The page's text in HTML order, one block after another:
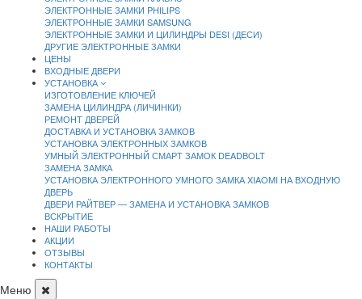
ЭЛЕКТРОННЫЕ ЗАМКИ PHILIPS
ЭЛЕКТРОННЫЕ ЗАМКИ SAMSUNG
ЭЛЕКТРОННЫЕ ЗАМКИ И ЦИЛИНДРЫ DESI (ДЕСИ)
ДРУГИЕ ЭЛЕКТРОННЫЕ ЗАМКИ
ЦЕНЫ
ВХОДНЫЕ ДВЕРИ
УСТАНОВКА
ИЗГОТОВЛЕНИЕ КЛЮЧЕЙ
ЗАМЕНА ЦИЛИНДРА (ЛИЧИНКИ)
РЕМОНТ ДВЕРЕЙ
ДОСТАВКА И УСТАНОВКА ЗАМКОВ
УСТАНОВКА ЭЛЕКТРОННЫХ ЗАМКОВ
УМНЫЙ ЭЛЕКТРОННЫЙ СМАРТ ЗАМОК DEADBOLT
ЗАМЕНА ЗАМКА
УСТАНОВКА ЭЛЕКТРОННОГО УМНОГО ЗАМКА XIAOMI НА ВХОДНУЮ
ДВЕРЬ
ДВЕРИ РАЙТВЕР — ЗАМЕНА И УСТАНОВКА ЗАМКОВ
ВСКРЫТИЕ
НАШИ РАБОТЫ
АКЦИИ
ОТЗЫВЫ
КОНТАКТЫ
Меню